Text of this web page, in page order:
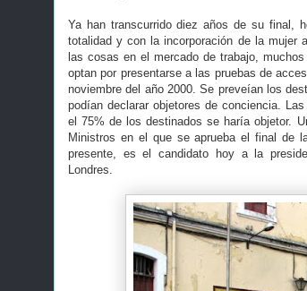
Ya han transcurrido diez años de su final,
totalidad y con la incorporación de la mujer
las cosas en el mercado de trabajo,
optan por presentarse a las pruebas de
noviembre del año 2000. Se preveían los
podían declarar objetores de conciencia.
el 75% de los destinados se haría objetor.
Ministros en el que se aprueba el final de
presente, es el candidato hoy a la
Londres.